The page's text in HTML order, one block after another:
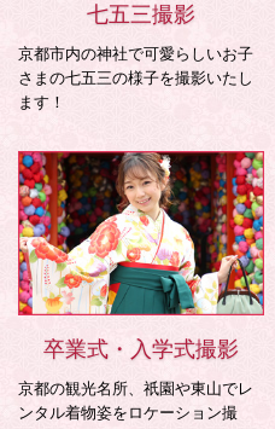
七五三撮影
京都市内の神社で可愛らしいお子
さまの七五三の様子を撮影いたし
ます！
卒業式・入学式撮影
京都の観光名所、祇園や東山でレ
ンタル着物姿をロケーション撮